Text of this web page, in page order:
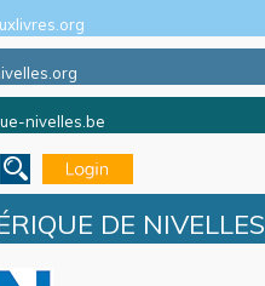
nivelles.be
DE NIVELLES